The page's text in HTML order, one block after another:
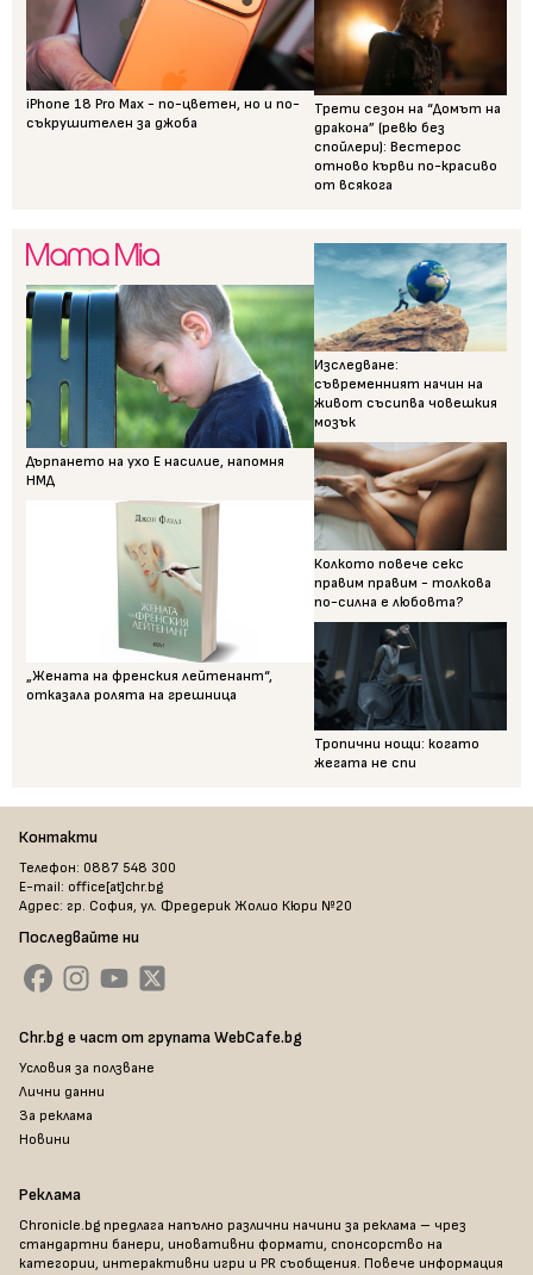
iPhone 18 Pro Max - по-цветен, но и по-
съкрушителен за джоба
Трети сезон на “Домът на
дракона” (ревю без
спойлери): Вестерос
отново кърви по-красиво
от всякога
Дърпането на ухо Е насилие, напомня
НМД
„Жената на френския лейтенант“,
отказала ролята на грешница
Изследване:
съвременният начин на
живот съсипва човешкия
мозък
Колкото повече секс
правим правим - толкова
по-силна е любовта?
Тропични нощи: когато
жегата не спи
Контакти
Телефон: 0887 548 300
E-mail: office[at]chr.bg
Адрес: гр. София, ул. Фредерик Жолио Кюри №20
Последвайте ни
Chr.bg е част от групата WebCafe.bg
Условия за ползване
Лични данни
За реклама
Новини
Реклама
Chronicle.bg предлага напълно различни начини за реклама – чрез
стандартни банери, иновативни формати, спонсорство на
категории, интерактивни игри и PR съобщения. Повече информация